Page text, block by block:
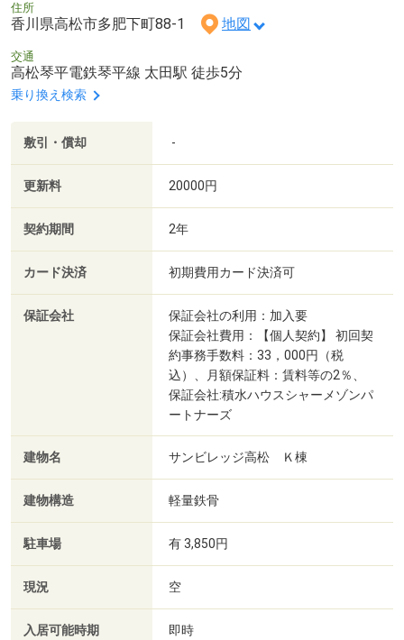
住所
香川県高松市多肥下町88-1 地図
交通
高松琴平電鉄琴平線 太田駅 徒歩5分
乗り換え検索
敷引・償却 -
更新料 20000円
契約期間 2年
カード決済 初期費用カード決済可
保証会社
保証会社の利用：加入要
保証会社費用：【個人契約】 初回契
約事務手数料：33，000円（税
込）、月額保証料：賃料等の2％、
保証会社:積水ハウスシャーメゾンパ
ートナーズ
建物名 サンビレッジ高松 Ｋ棟
建物構造 軽量鉄骨
駐車場 有 3,850円
現況 空
入居可能時期 即時